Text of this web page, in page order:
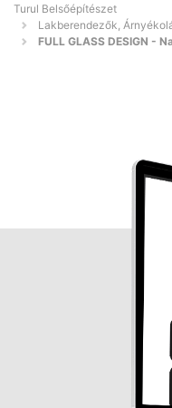
Turul Belsőépítészet
Lakberendezők,
FULL GLASS DESIGN -